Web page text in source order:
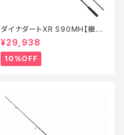
ダイナダートXR S90MH【継続
セール_ロッド】【10】
¥29,938
10%OFF